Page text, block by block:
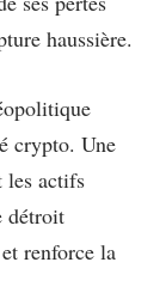
haussière.
crypto. Une
les actifs
détroit
renforce la